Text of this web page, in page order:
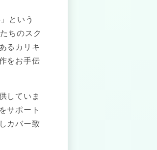
という
ちのスク
るカリキ
をお手伝
していま
サポート
カバー致